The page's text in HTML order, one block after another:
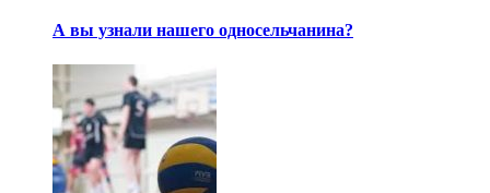
А вы узнали нашего односельчанина?